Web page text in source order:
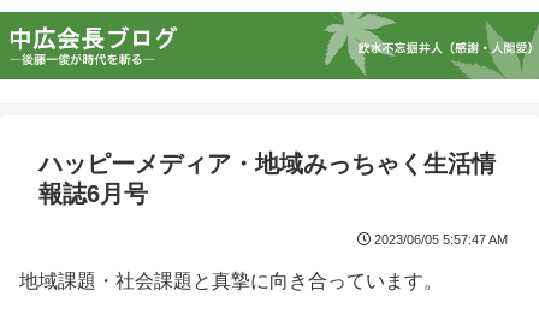
ハッピーメディア・地域みっちゃく生活情
報誌6月号
2023/06/05 5:57:47 AM
地域課題・社会課題と真摯に向き合っています。